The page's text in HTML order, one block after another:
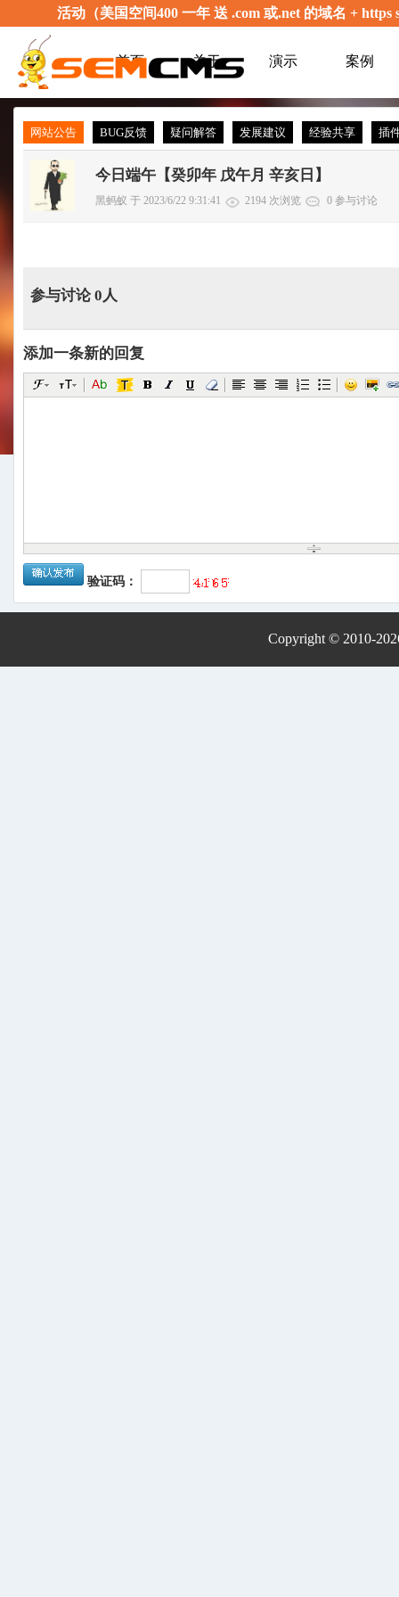
活动（美国空间400 一年 送 .com 或.net 的域名 +
首页 关于 演示 案例
网站公告 BUG反馈 疑问解答 发展建议 经验共享 插
今日端午【癸卯年 戊午月 辛亥日】
黑蚂蚁 于 2023/6/22 9:31:41 2194 次浏览 0 参与讨论
参与讨论 0人
添加一条新的回复
验证码：
Copyright © 2010-